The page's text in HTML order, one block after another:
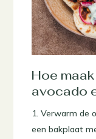
Hoe
avocado
Verwarm de
een bakplaat